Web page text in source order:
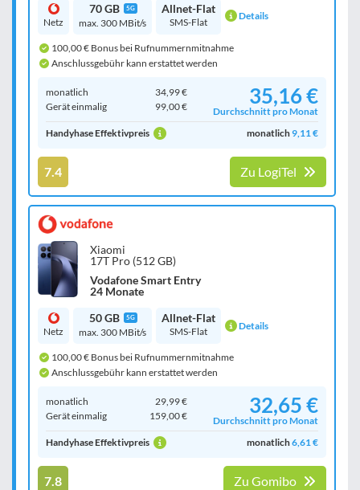
Netz
70 GB 5G
max. 300 MBit/s
Allnet-Flat
SMS-Flat Details
100,00 € Bonus bei Rufnummernmitnahme
Anschlussgebühr kann erstattet werden
monatlich
34,99 €
Gerät einmalig
99,00 € 35,16 €
Durchschnitt pro Monat
Handyhase Effektivpreis
monatlich9,11 €
7.4 Zu LogiTel
Xiaomi
17T Pro (512 GB)
Vodafone Smart Entry
24 Monate
Netz
50 GB 5G
max. 300 MBit/s
Allnet-Flat
SMS-Flat Details
100,00 € Bonus bei Rufnummernmitnahme
Anschlussgebühr kann erstattet werden
monatlich
29,99 €
Gerät einmalig
159,00 € 32,65 €
Durchschnitt pro Monat
Handyhase Effektivpreis
monatlich6,61 €
7.8 Zu Gomibo